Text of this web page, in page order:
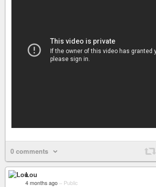
0 comments
Lou
4 months ago – Public